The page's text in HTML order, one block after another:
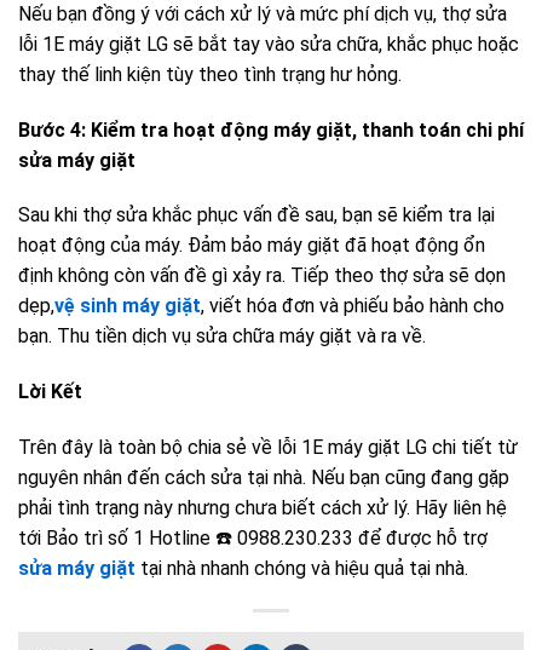
Nếu bạn đồng ý với cách xử lý và mức phí dịch vụ, thợ sửa
lỗi 1E máy giặt LG sẽ bắt tay vào sửa chữa, khắc phục hoặc
thay thế linh kiện tùy theo tình trạng hư hỏng.
Bước 4: Kiểm tra hoạt động máy giặt, thanh toán chi phí
sửa máy giặt
Sau khi thợ sửa khắc phục vấn đề sau, bạn sẽ kiểm tra lại
hoạt động của máy. Đảm bảo máy giặt đã hoạt động ổn
định không còn vấn đề gì xảy ra. Tiếp theo thợ sửa sẽ dọn
dẹp,vệ sinh máy giặt, viết hóa đơn và phiếu bảo hành cho
bạn. Thu tiền dịch vụ sửa chữa máy giặt và ra về.
Lời Kết
Trên đây là toàn bộ chia sẻ về lỗi 1E máy giặt LG chi tiết từ
nguyên nhân đến cách sửa tại nhà. Nếu bạn cũng đang gặp
phải tình trạng này nhưng chưa biết cách xử lý. Hãy liên hệ
tới Bảo trì số 1 Hotline ☎️ 0988.230.233 để được hỗ trợ
sửa máy giặt tại nhà nhanh chóng và hiệu quả tại nhà.